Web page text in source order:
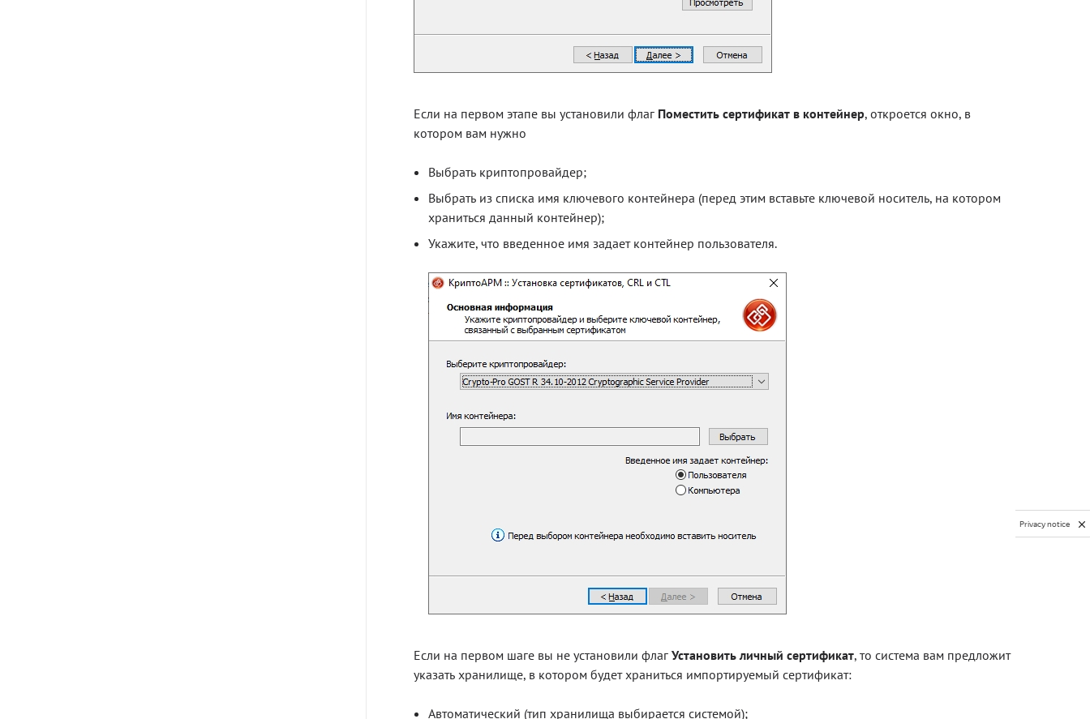
Если на первом этапе вы установили флаг Поместить сертификат в контейнер, откроется окно, в
котором вам нужно
Выбрать криптопровайдер;
Выбрать из списка имя ключевого контейнера (перед этим вставьте ключевой носитель, на котором
храниться данный контейнер);
Укажите, что введенное имя задает контейнер пользователя.
Если на первом шаге вы не установили флаг Установить личный сертификат, то система вам предложит
указать хранилище, в котором будет храниться импортируемый сертификат:
Автоматический (тип хранилища выбирается системой);
Privacy notice